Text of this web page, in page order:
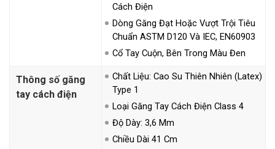
Cách Điện
Dòng Găng Đạt Hoặc Vượt Trội Tiêu
Chuẩn ASTM D120 Và IEC, EN60903
Cổ Tay Cuộn, Bên Trong Màu Đen
Thông số găng
tay cách điện
Chất Liệu: Cao Su Thiên Nhiên (Latex)
Type 1
Loại Găng Tay Cách Điện Class 4
Độ Dày: 3,6 Mm
Chiều Dài 41 Cm